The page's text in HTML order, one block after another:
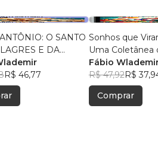
O SANTO
E DA
R$ 46,77
Sonhos que
Uma Coletânea
Infantis
Fábio
R$ 47,92R$
Comprar